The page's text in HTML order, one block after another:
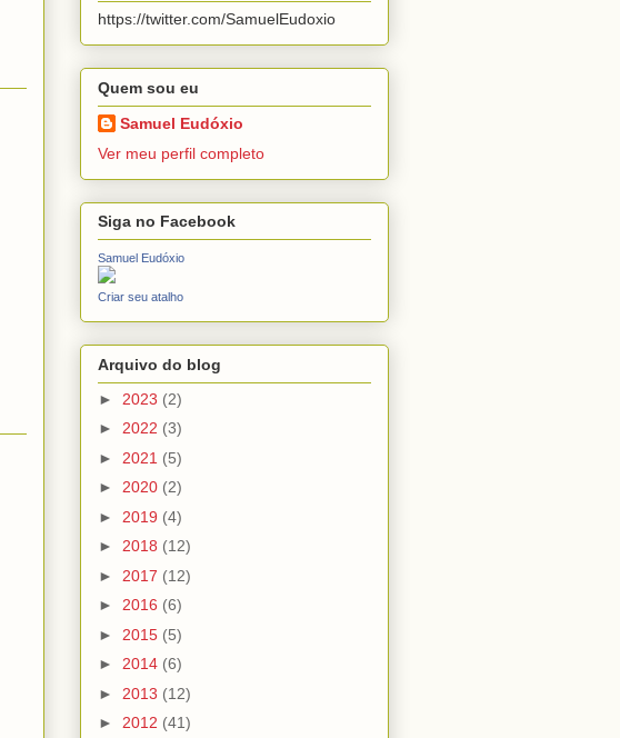
https://twitter.com/SamuelEudoxio
Quem sou eu
Samuel Eudóxio
Ver meu perfil completo
Siga no Facebook
Samuel Eudóxio
Criar seu atalho
Arquivo do blog
► 2023 (2)
► 2022 (3)
► 2021 (5)
► 2020 (2)
► 2019 (4)
► 2018 (12)
► 2017 (12)
► 2016 (6)
► 2015 (5)
► 2014 (6)
► 2013 (12)
► 2012 (41)